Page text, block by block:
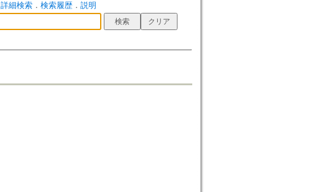
詳細検索． 検索履歴． 説明